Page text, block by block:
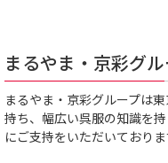
まるやま・京彩グ
まるやま・京彩グループは
持ち、幅広い呉服の知識を
にご支持をいただいておりま